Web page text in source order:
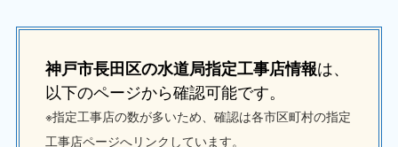
神戸市長田区の水道局指定工事店情報は、
以下のページから確認可能です。
※指定工事店の数が多いため、確認は各市区町村の指定
工事店ページへリンクしています。